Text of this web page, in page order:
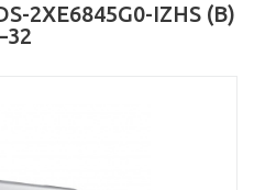
2XE6845G0-IZHS (B)